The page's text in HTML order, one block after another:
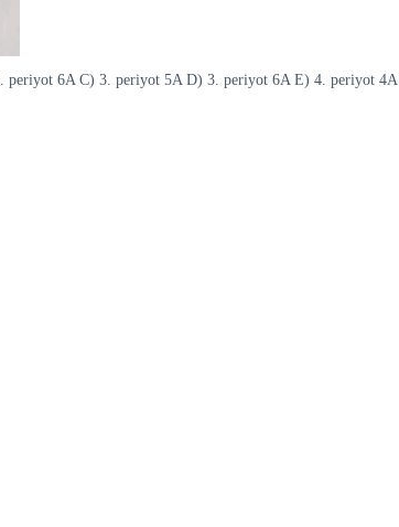
periyot 6A C) 3. periyot 5A D) 3. periyot 6A E) 4. periyot 4A